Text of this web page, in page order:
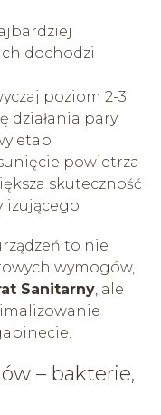
dochodzi
poziom 2-3
działania pary
etap
powietrza
skuteczność
to nie
wymogów,
Sanitarny, ale
– bakterie,